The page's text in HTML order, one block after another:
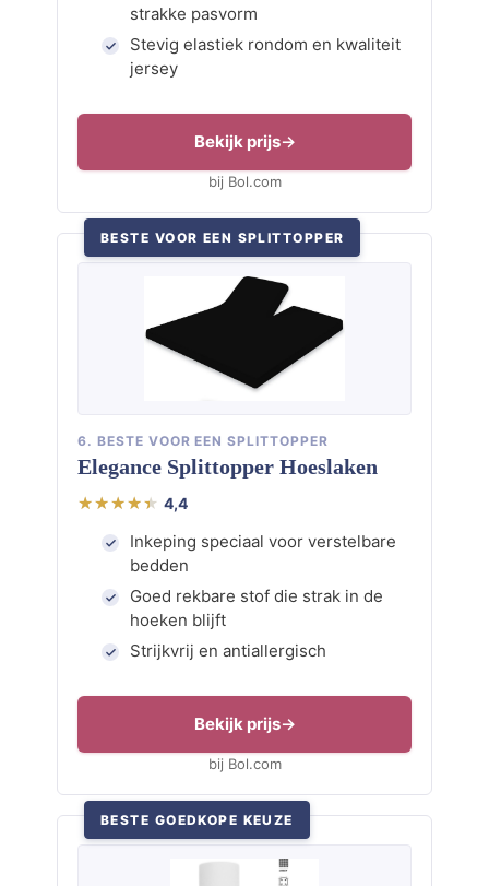
strakke pasvorm
Stevig elastiek rondom en kwaliteit
jersey
Bekijk prijs
bij Bol.com
BESTE VOOR EEN SPLITTOPPER
6. BESTE VOOR EEN SPLITTOPPER
Elegance Splittopper Hoeslaken
4,4
Inkeping speciaal voor verstelbare
bedden
Goed rekbare stof die strak in de
hoeken blijft
Strijkvrij en antiallergisch
Bekijk prijs
bij Bol.com
BESTE GOEDKOPE KEUZE